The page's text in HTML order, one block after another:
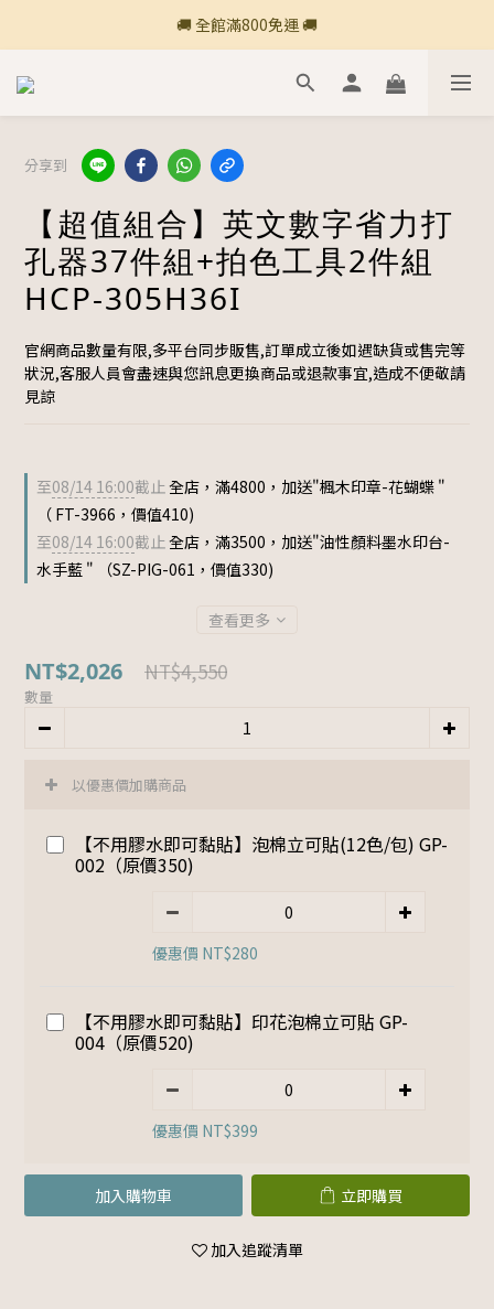
🚚 全館滿800免運 🚚
🚚 全館滿800免運 🚚
🍎 點三條橫線登入會員享購物點數回饋🍎
🚚 全館滿800免運 🚚
分享到
【超值組合】英文數字省力打
孔器37件組+拍色工具2件組
HCP-305H36I
官網商品數量有限,多平台同步販售,訂單成立後如遇缺貨或售完等
狀況,客服人員會盡速與您訊息更換商品或退款事宜,造成不便敬請
見諒
至08/14 16:00截止全店，滿4800，加送"楓木印章-花蝴蝶 "
（ FT-3966，價值410)
至08/14 16:00截止全店，滿3500，加送"油性顏料墨水印台-
水手藍 " （SZ-PIG-061，價值330)
查看更多
NT$2,026 NT$4,550
數量
以優惠價加購商品
【不用膠水即可黏貼】泡棉立可貼(12色/包) GP-
002（原價350)
優惠價 NT$280
【不用膠水即可黏貼】印花泡棉立可貼 GP-
004（原價520)
優惠價 NT$399
加入購物車 立即購買
加入追蹤清單